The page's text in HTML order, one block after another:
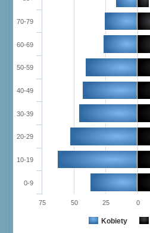
Kobiety
0-9
10-19
20-29
30-39
40-49
50-59
60-69
70-79
0
75 50 25